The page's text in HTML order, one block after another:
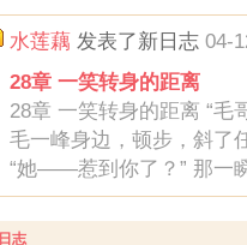
水莲藕 发表了新日志 04-
28章 一笑转身的距离
28章 一笑转身的距离 “毛
毛一峰身边，顿步，斜了
“她——惹到你了？” 那一
日志